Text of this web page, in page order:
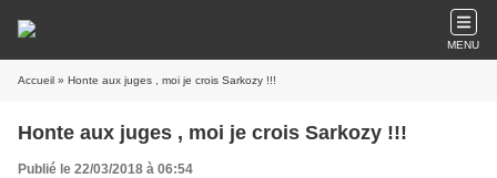
MENU
Accueil » Honte aux juges , moi je crois Sarkozy !!!
Honte aux juges , moi je crois Sarkozy !!!
Publié le 22/03/2018 à 06:54